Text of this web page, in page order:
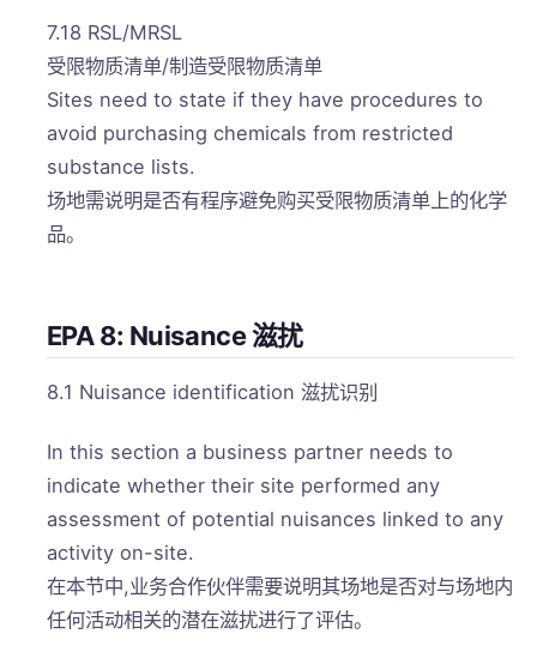
7.18 RSL/MRSL
受限物质清单/制造受限物质清单
Sites need to state if they have procedures to
avoid purchasing chemicals from restricted
substance lists.
场地需说明是否有程序避免购买受限物质清单上的化学
品。
EPA 8: Nuisance 滋扰
8.1 Nuisance identification 滋扰识别
In this section a business partner needs to
indicate whether their site performed any
assessment of potential nuisances linked to any
activity on-site.
在本节中,业务合作伙伴需要说明其场地是否对与场地内
任何活动相关的潜在滋扰进行了评估。